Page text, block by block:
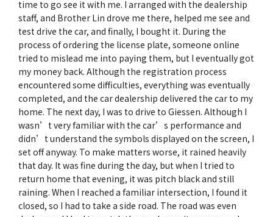
time to go see it with me. I arranged with the dealership
staff, and Brother Lin drove me there, helped me see and
test drive the car, and finally, I bought it. During the
process of ordering the license plate, someone online
tried to mislead me into paying them, but I eventually got
my money back. Although the registration process
encountered some difficulties, everything was eventually
completed, and the car dealership delivered the car to my
home. The next day, I was to drive to Giessen. Although I
wasn’t very familiar with the car’s performance and
didn’t understand the symbols displayed on the screen, I
set off anyway. To make matters worse, it rained heavily
that day. It was fine during the day, but when I tried to
return home that evening, it was pitch black and still
raining. When I reached a familiar intersection, I found it
closed, so I had to take a side road. The road was even